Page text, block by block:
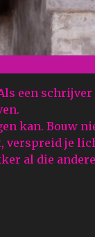
een
kan. Bouw
verspreid je
al die